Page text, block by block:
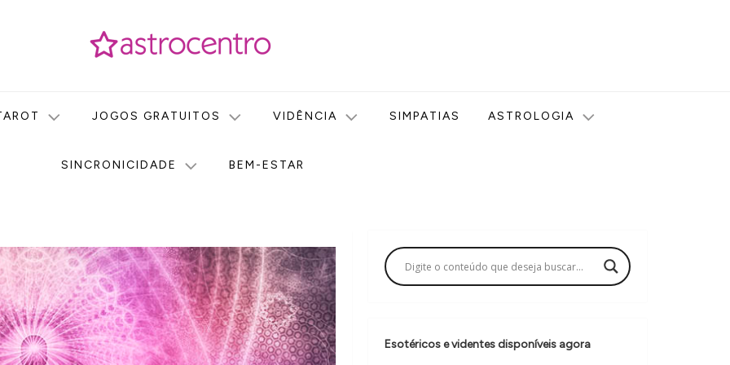
JOGOS GRATUITOS VIDÊNCIA SIMPATIAS ASTROLOGIA
SINCRONICIDADE BEM-ESTAR
Esotéricos e videntes disponíveis agora